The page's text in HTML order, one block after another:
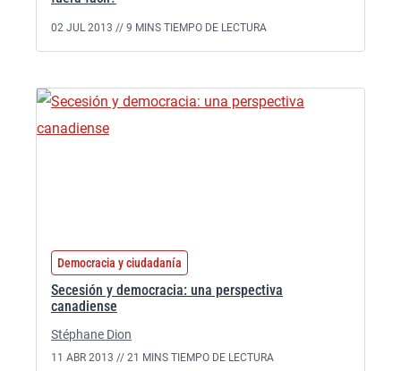
02 JUL 2013 // 9 MINS TIEMPO DE LECTURA
Democracia y ciudadanía
Secesión y democracia: una perspectiva
canadiense
Stéphane Dion
11 ABR 2013 // 21 MINS TIEMPO DE LECTURA